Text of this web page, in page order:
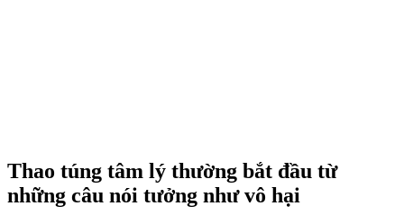
Thao túng tâm lý thường bắt đầu từ
những câu nói tưởng như vô hại